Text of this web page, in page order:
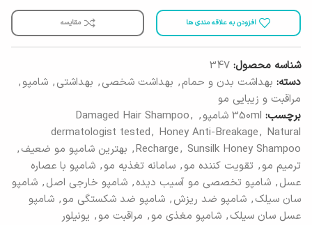
افزودن به علاقه مندی ها مقایسه
شناسه محصول: 347
دسته: بهداشت بدن و حمام, بهداشت شخصی, بهداشتی, شامپو,
مراقبت و زیبایی مو
برچسب: 350ml شامپو ,
Damaged Hair Shampoo,
dermatologist tested, Honey Anti-Breakage, Natural
Recharge, Sunsilk Honey Shampoo
, بهترین شامپو مو ضعیف,
ترمیم مو, تقویت کننده مو, سامانه تغذیه مو, شامپو با عصاره
عسل, شامپو تخصصی مو آسیب دیده, شامپو خارجی اصل, شامپو
سان سیلک, شامپو ضد ریزش, شامپو ضد شکستگی مو, شامپو
عسل سان سیلک, شامپو مغذی مو, مراقبت مو, یونیلور